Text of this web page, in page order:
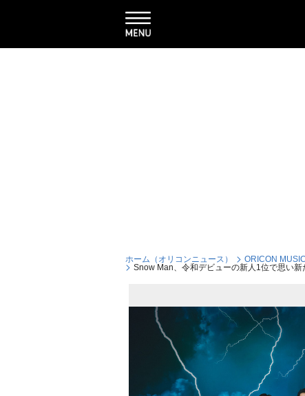
ホーム（オリコンニュース）
ORICON
Snow Man、令和デビューの新人1位で思い